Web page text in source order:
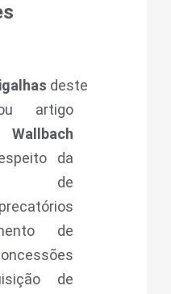
deste
artigo
da
de
de
de